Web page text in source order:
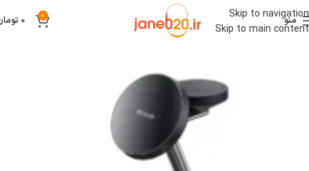
Skip to navigation
Skip to main content
منو 0
0